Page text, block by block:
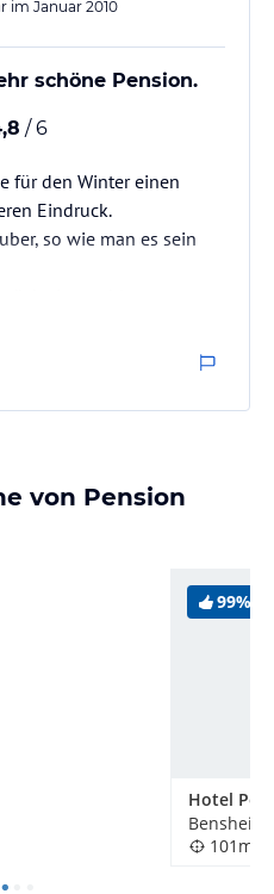
im Januar 2010
schöne Pension.
/ 6
für den Winter einen
Eindruck.
so wie man es sein
war.
von Pension
99%
Hotel
101m